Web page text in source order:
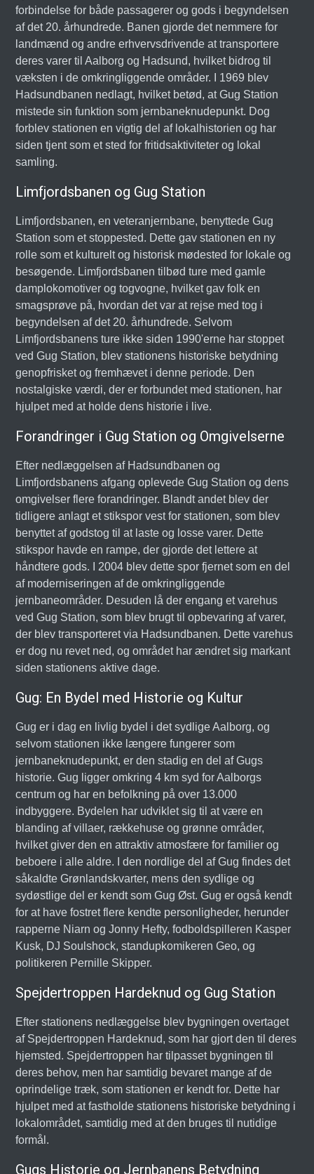
forbindelse for både passagerer og gods i begyndelsen
af det 20. århundrede. Banen gjorde det nemmere for
landmænd og andre erhvervsdrivende at transportere
deres varer til Aalborg og Hadsund, hvilket bidrog til
væksten i de omkringliggende områder. I 1969 blev
Hadsundbanen nedlagt, hvilket betød, at Gug Station
mistede sin funktion som jernbaneknudepunkt. Dog
forblev stationen en vigtig del af lokalhistorien og har
siden tjent som et sted for fritidsaktiviteter og lokal
samling.
Limfjordsbanen og Gug Station
Limfjordsbanen, en veteranjernbane, benyttede Gug
Station som et stoppested. Dette gav stationen en ny
rolle som et kulturelt og historisk mødested for lokale og
besøgende. Limfjordsbanen tilbød ture med gamle
damplokomotiver og togvogne, hvilket gav folk en
smagsprøve på, hvordan det var at rejse med tog i
begyndelsen af det 20. århundrede. Selvom
Limfjordsbanens ture ikke siden 1990'erne har stoppet
ved Gug Station, blev stationens historiske betydning
genopfrisket og fremhævet i denne periode. Den
nostalgiske værdi, der er forbundet med stationen, har
hjulpet med at holde dens historie i live.
Forandringer i Gug Station og Omgivelserne
Efter nedlæggelsen af Hadsundbanen og
Limfjordsbanens afgang oplevede Gug Station og dens
omgivelser flere forandringer. Blandt andet blev der
tidligere anlagt et stikspor vest for stationen, som blev
benyttet af godstog til at laste og losse varer. Dette
stikspor havde en rampe, der gjorde det lettere at
håndtere gods. I 2004 blev dette spor fjernet som en del
af moderniseringen af de omkringliggende
jernbaneområder. Desuden lå der engang et varehus
ved Gug Station, som blev brugt til opbevaring af varer,
der blev transporteret via Hadsundbanen. Dette varehus
er dog nu revet ned, og området har ændret sig markant
siden stationens aktive dage.
Gug: En Bydel med Historie og Kultur
Gug er i dag en livlig bydel i det sydlige Aalborg, og
selvom stationen ikke længere fungerer som
jernbaneknudepunkt, er den stadig en del af Gugs
historie. Gug ligger omkring 4 km syd for Aalborgs
centrum og har en befolkning på over 13.000
indbyggere. Bydelen har udviklet sig til at være en
blanding af villaer, rækkehuse og grønne områder,
hvilket giver den en attraktiv atmosfære for familier og
beboere i alle aldre. I den nordlige del af Gug findes det
såkaldte Grønlandskvarter, mens den sydlige og
sydøstlige del er kendt som Gug Øst. Gug er også kendt
for at have fostret flere kendte personligheder, herunder
rapperne Niarn og Jonny Hefty, fodboldspilleren Kasper
Kusk, DJ Soulshock, standupkomikeren Geo, og
politikeren Pernille Skipper.
Spejdertroppen Hardeknud og Gug Station
Efter stationens nedlæggelse blev bygningen overtaget
af Spejdertroppen Hardeknud, som har gjort den til deres
hjemsted. Spejdertroppen har tilpasset bygningen til
deres behov, men har samtidig bevaret mange af de
oprindelige træk, som stationen er kendt for. Dette har
hjulpet med at fastholde stationens historiske betydning i
lokalområdet, samtidig med at den bruges til nutidige
formål.
Gugs Historie og Jernbanens Betydning